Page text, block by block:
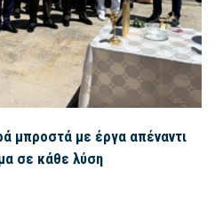
μπροστά με έργα απέναντι
σε κάθε λύση